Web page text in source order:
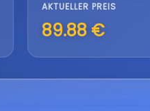
AKTUELLER PREIS
89.88 €